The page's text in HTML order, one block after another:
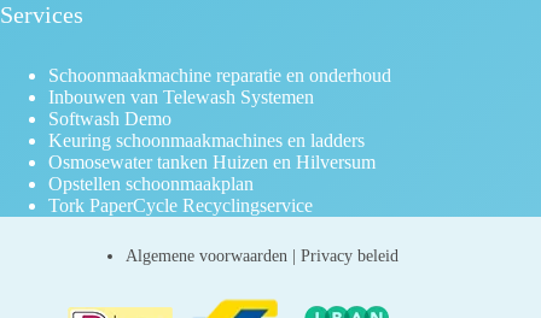
Services
Schoonmaakmachine reparatie en onderhoud
Inbouwen van Telewash Systemen
Softwash Demo
Keuring schoonmaakmachines en ladders
Osmosewater tanken Huizen en Hilversum
Opstellen schoonmaakplan
Tork PaperCycle Recyclingservice
Algemene voorwaarden |Privacy beleid